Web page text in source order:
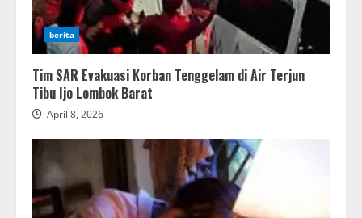
berita
Tim SAR Evakuasi Korban Tenggelam di Air Terjun
Tibu Ijo Lombok Barat
April 8, 2026